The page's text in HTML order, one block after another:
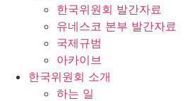
한국위원회 발간자료
유네스코 본부 발간자료
국제규범
아카이브
한국위원회 소개
하는 일